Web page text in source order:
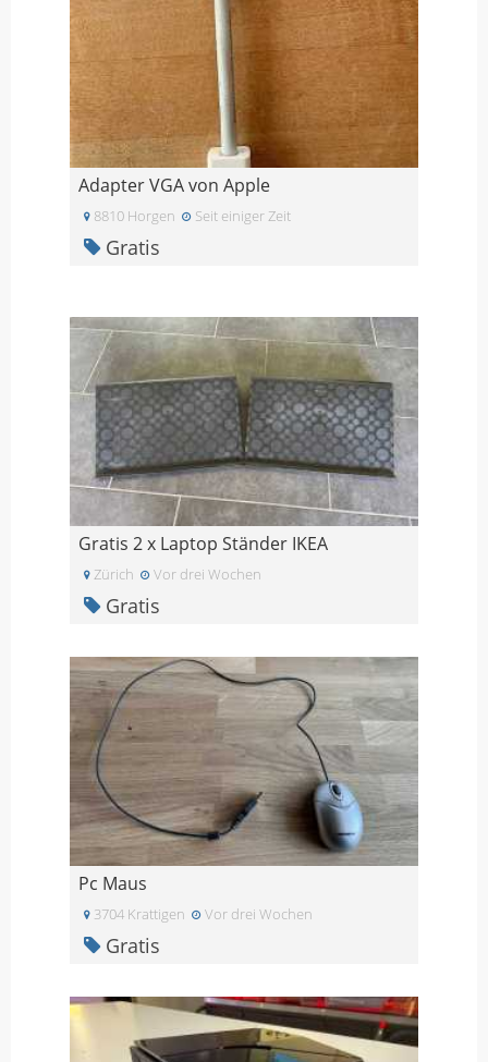
Adapter VGA von Apple
8810 Horgen Seit einiger Zeit
Gratis
Gratis 2 x Laptop Ständer IKEA
Zürich Vor drei Wochen
Gratis
Pc Maus
3704 Krattigen Vor drei Wochen
Gratis